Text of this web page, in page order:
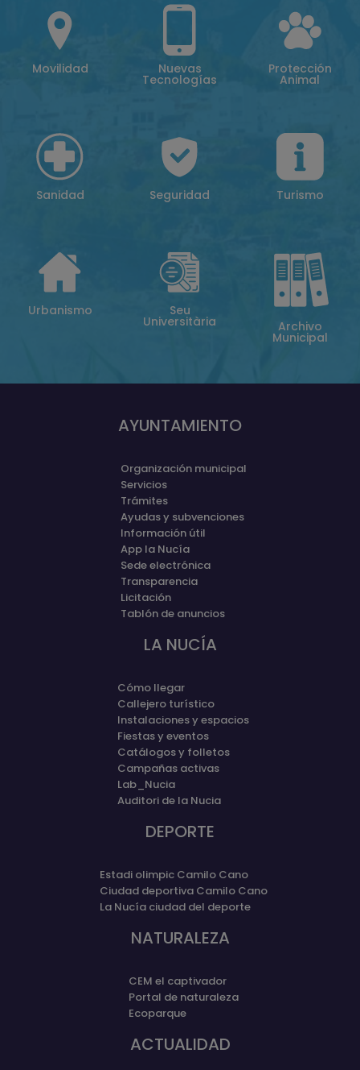
Movilidad Nuevas
Tecnologías
Protección
Animal
Sanidad Seguridad Turismo
Urbanismo Seu
Universitària Archivo
Municipal
AYUNTAMIENTO
Organización municipal
Servicios
Trámites
Ayudas y subvenciones
Información útil
App la Nucía
Sede electrónica
Transparencia
Licitación
Tablón de anuncios
LA NUCÍA
Cómo llegar
Callejero turístico
Instalaciones y espacios
Fiestas y eventos
Catálogos y folletos
Campañas activas
Lab_Nucia
Auditori de la Nucia
DEPORTE
Estadi olimpic Camilo Cano
Ciudad deportiva Camilo Cano
La Nucía ciudad del deporte
NATURALEZA
CEM el captivador
Portal de naturaleza
Ecoparque
ACTUALIDAD